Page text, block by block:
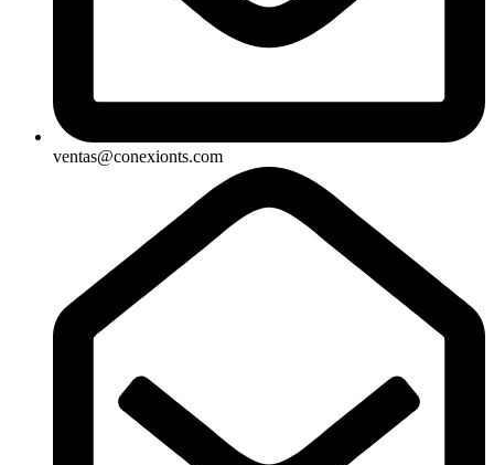
ventas@conexionts.com